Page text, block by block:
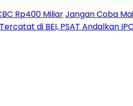
Rp400 MiliarJangan Coba
di BEI, PSAT Andalkan